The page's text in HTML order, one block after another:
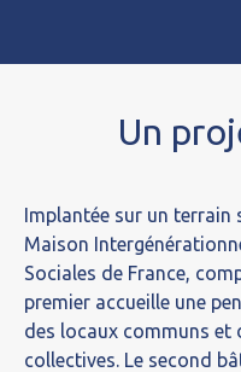
Un
Implantée sur un terrain
Maison
Sociales de France,
premier accueille une
des locaux communs et
collectives. Le second